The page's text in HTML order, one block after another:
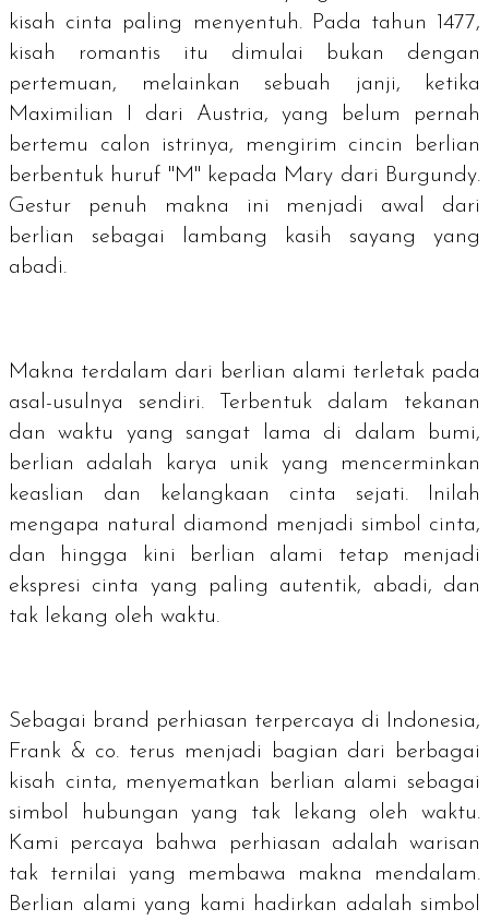
kisah cinta paling menyentuh. Pada tahun 1477,
kisah romantis itu dimulai bukan dengan
pertemuan, melainkan sebuah janji, ketika
Maximilian I dari Austria, yang belum pernah
bertemu calon istrinya, mengirim cincin berlian
berbentuk huruf "M" kepada Mary dari Burgundy.
Gestur penuh makna ini menjadi awal dari
berlian sebagai lambang kasih sayang yang
abadi.
Makna terdalam dari berlian alami terletak pada
asal-usulnya sendiri. Terbentuk dalam tekanan
dan waktu yang sangat lama di dalam bumi,
berlian adalah karya unik yang mencerminkan
keaslian dan kelangkaan cinta sejati. Inilah
mengapa natural diamond menjadi simbol cinta,
dan hingga kini berlian alami tetap menjadi
ekspresi cinta yang paling autentik, abadi, dan
tak lekang oleh waktu.
Sebagai brand perhiasan terpercaya di Indonesia,
Frank & co. terus menjadi bagian dari berbagai
kisah cinta, menyematkan berlian alami sebagai
simbol hubungan yang tak lekang oleh waktu.
Kami percaya bahwa perhiasan adalah warisan
tak ternilai yang membawa makna mendalam.
Berlian alami yang kami hadirkan adalah simbol